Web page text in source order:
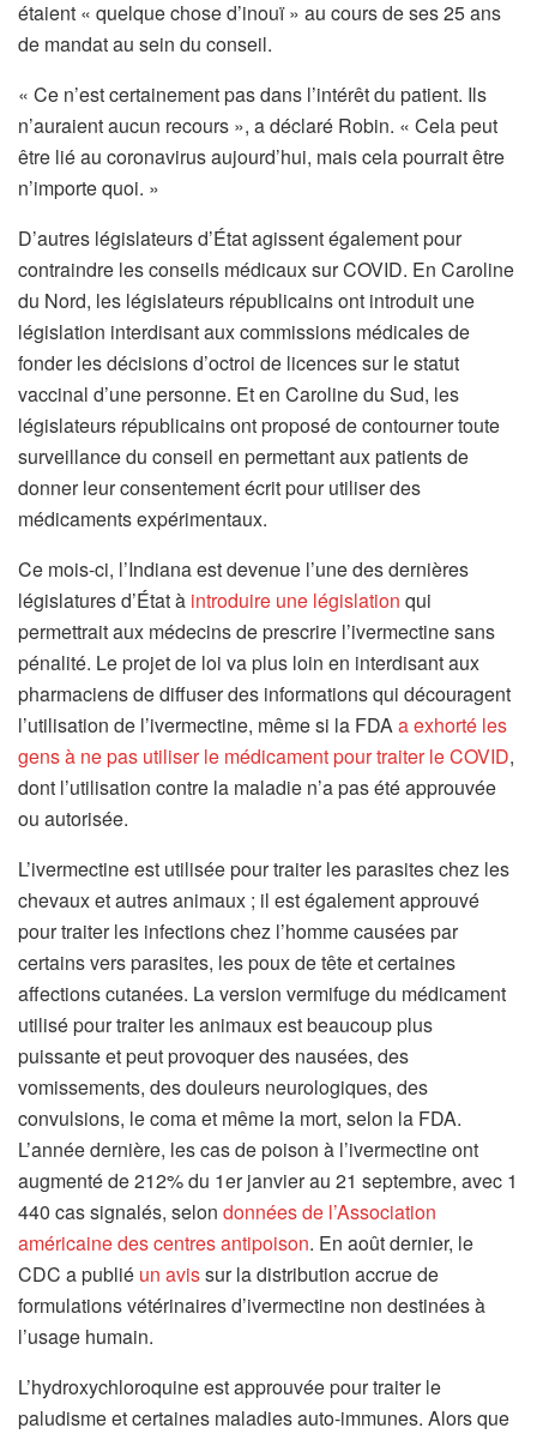
étaient « quelque chose d’inouï » au cours de ses 25 ans
de mandat au sein du conseil.
« Ce n’est certainement pas dans l’intérêt du patient. Ils
n’auraient aucun recours », a déclaré Robin. « Cela peut
être lié au coronavirus aujourd’hui, mais cela pourrait être
n’importe quoi. »
D’autres législateurs d’État agissent également pour
contraindre les conseils médicaux sur COVID. En Caroline
du Nord, les législateurs républicains ont introduit une
législation interdisant aux commissions médicales de
fonder les décisions d’octroi de licences sur le statut
vaccinal d’une personne. Et en Caroline du Sud, les
législateurs républicains ont proposé de contourner toute
surveillance du conseil en permettant aux patients de
donner leur consentement écrit pour utiliser des
médicaments expérimentaux.
Ce mois-ci, l’Indiana est devenue l’une des dernières
législatures d’État à introduire une législation qui
permettrait aux médecins de prescrire l’ivermectine sans
pénalité. Le projet de loi va plus loin en interdisant aux
pharmaciens de diffuser des informations qui découragent
l’utilisation de l’ivermectine, même si la FDAa exhorté les
gens à ne pas utiliser le médicament pour traiter le COVID,
dont l’utilisation contre la maladie n’a pas été approuvée
ou autorisée.
L’ivermectine est utilisée pour traiter les parasites chez les
chevaux et autres animaux ; il est également approuvé
pour traiter les infections chez l’homme causées par
certains vers parasites, les poux de tête et certaines
affections cutanées. La version vermifuge du médicament
utilisé pour traiter les animaux est beaucoup plus
puissante et peut provoquer des nausées, des
vomissements, des douleurs neurologiques, des
convulsions, le coma et même la mort, selon la FDA.
L’année dernière, les cas de poison à l’ivermectine ont
augmenté de 212% du 1er janvier au 21 septembre, avec 1
440 cas signalés, selon données de l’Association
américaine des centres antipoison. En août dernier, le
CDC a publié un avissur la distribution accrue de
formulations vétérinaires d’ivermectine non destinées à
l’usage humain.
L’hydroxychloroquine est approuvée pour traiter le
paludisme et certaines maladies auto-immunes. Alors que